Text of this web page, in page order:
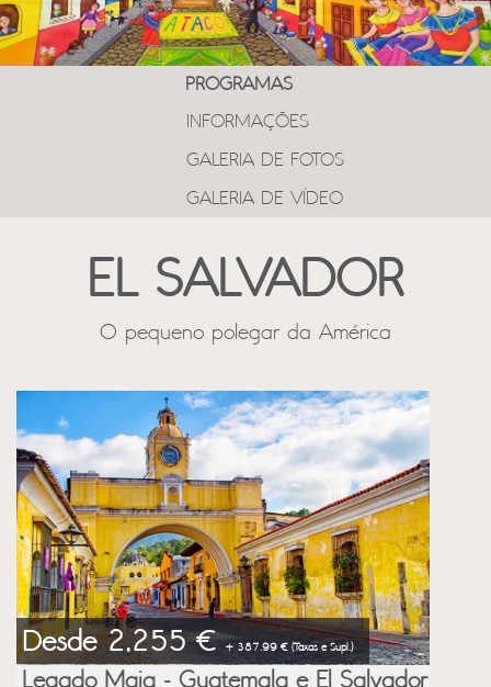
PROGRAMAS
INFORMAÇÕES
GALERIA DE FOTOS
GALERIA DE VÍDEO
EL SALVADOR
O pequeno polegar da América
Desde 2,255 €+ 387.99 € (Taxas e Supl.)
Legado Maia - Guatemala e El Salvador